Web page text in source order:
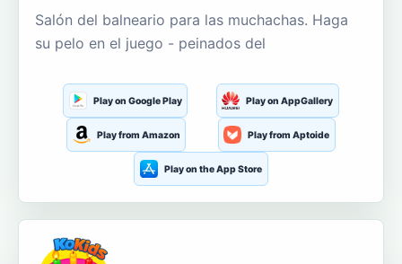
Salón del balneario para las muchachas. Haga
su pelo en el juego - peinados del
Play on Google Play Play on AppGallery
Play from Amazon Play from Aptoide
Play on the App Store